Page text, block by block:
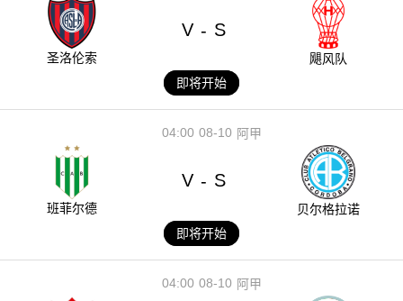
圣洛伦索
V - S
飓风队
即将开始
08-10
04:00 阿甲
班菲尔德
V - S
贝尔格拉诺
即将开始
08-10
04:00 阿甲